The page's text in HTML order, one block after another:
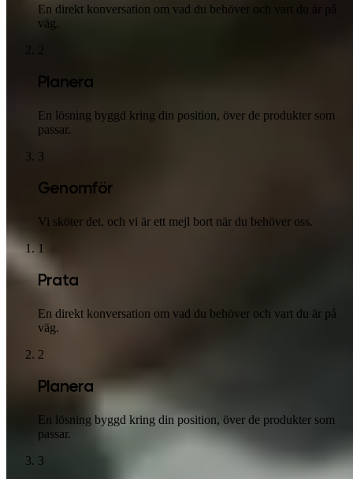
En direkt konversation om vad du behöver och vart du är på
väg.
Planera
En lösning byggd kring din position, över de produkter som
passar.
3
Genomför
Vi sköter det, och vi är ett mejl bort när du behöver oss.
1
Prata
En direkt konversation om vad du behöver och vart du är på
väg.
2
Planera
En lösning byggd kring din position, över de produkter som
passar.
3